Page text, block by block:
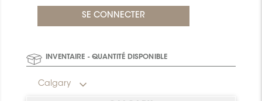
INVENTAIRE - QUANTITÉ DISPONIBLE
Calgary